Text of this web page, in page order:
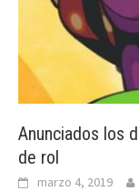
Anunciados los
de rol
marzo 4, 2019